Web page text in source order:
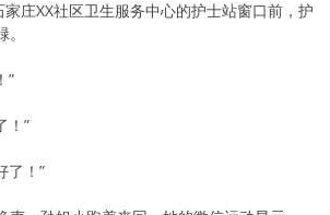
庄XX社区卫生服务中心的护士站窗口前，护
”
！”
了！”